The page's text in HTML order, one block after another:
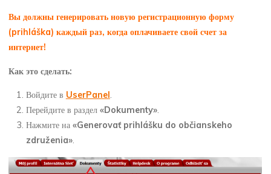
Вы должны генерировать новую регистрационную форму
(prihláška) каждый раз, когда оплачиваете свой счет за
интернет!
Как это сделать:
Войдите в UserPanel.
Перейдите в раздел«Dokumenty».
Нажмите на«Generovať prihlášku do občianskeho
združenia».